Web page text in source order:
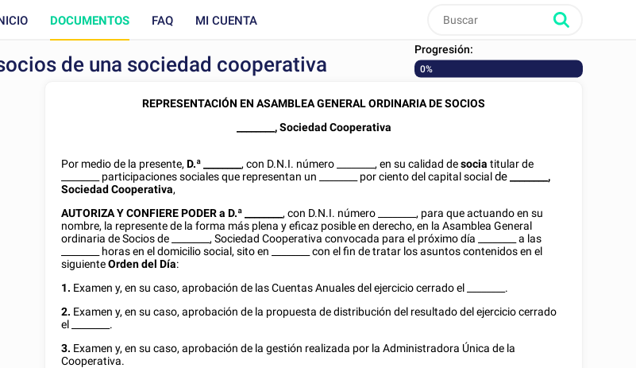
DOCUMENTOS FAQ MI CUENTA
de una sociedad cooperativa
Progresión:
0%
REPRESENTACIÓN EN ASAMBLEA GENERAL ORDINARIA DE SOCIOS
, Sociedad Cooperativa
Por medio de la presente,D.ª , con D.N.I. número , en su calidad desocia titular de
participaciones sociales que representan un por ciento del capital socialde
,
Sociedad Cooperativa,
AUTORIZA Y CONFIERE PODER a D.ª , con D.N.I. número
, para que actuando en su
nombre, la represente de la forma más plena y eficaz posible en derecho, en la Asamblea General
ordinaria de Socios de
, Sociedad Cooperativa convocada para el próximo día
a las
horas en el domicilio social, sito en
con el fin de tratar los asuntos contenidos en el
siguienteOrden del Día:
1. Examen y, en su caso, aprobación de las Cuentas Anuales del ejercicio cerrado el
.
2. Examen y, en su caso, aprobación de la propuesta de distribución del resultado del ejercicio cerrado
el
.
3. Examen y, en su caso, aprobación de la gestión realizada por la Administradora Única de la
Cooperativa.